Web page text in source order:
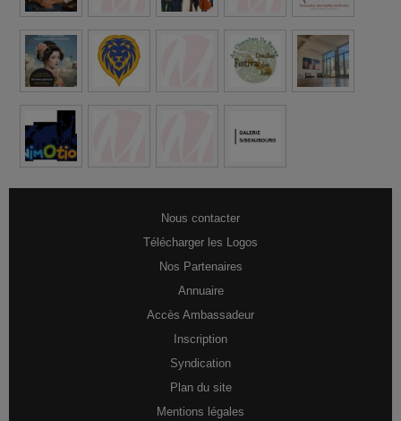
Nous contacter
Télécharger les Logos
Nos Partenaires
Annuaire
Accès Ambassadeur
Inscription
Syndication
Plan du site
Mentions légales